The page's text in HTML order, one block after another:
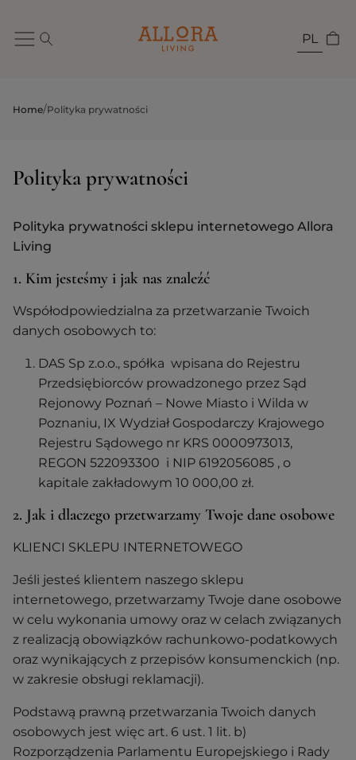
PL
Home/Polityka prywatności
Polityka prywatności
Polityka prywatności sklepu internetowego Allora
Living
1. Kim jesteśmy i jak nas znaleźć
Współodpowiedzialna za przetwarzanie Twoich
danych osobowych to:
DAS Sp z.o.o., spółka wpisana do Rejestru
Przedsiębiorców prowadzonego przez Sąd
Rejonowy Poznań – Nowe Miasto i Wilda w
Poznaniu, IX Wydział Gospodarczy Krajowego
Rejestru Sądowego nr KRS 0000973013,
REGON 522093300 i NIP 6192056085 , o
kapitale zakładowym 10 000,00 zł.
2. Jak i dlaczego przetwarzamy Twoje dane osobowe
KLIENCI SKLEPU INTERNETOWEGO
Jeśli jesteś klientem naszego sklepu
internetowego, przetwarzamy Twoje dane osobowe
w celu wykonania umowy oraz w celach związanych
z realizacją obowiązków rachunkowo-podatkowych
oraz wynikających z przepisów konsumenckich (np.
w zakresie obsługi reklamacji).
Podstawą prawną przetwarzania Twoich danych
osobowych jest więc art. 6 ust. 1 lit. b)
Rozporządzenia Parlamentu Europejskiego i Rady